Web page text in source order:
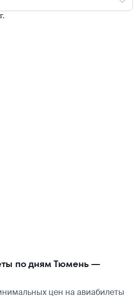
по дням Тюмень —
цен на авиабилеты